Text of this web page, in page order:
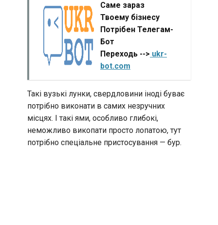
Саме зараз
Твоему бізнесу
Потрібен Телегам-
Бот
Переходь --> ukr-
bot.com
Такі вузькі лунки, свердловини іноді буває
потрібно виконати в самих незручних
місцях. І такі ями, особливо глибокі,
неможливо викопати просто лопатою, тут
потрібно спеціальне пристосування — бур.